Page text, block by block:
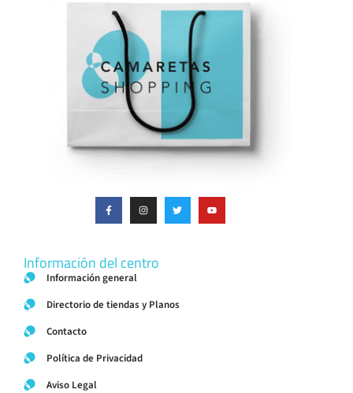
Información del centro
Información general
Directorio de tiendas y Planos
Contacto
Política de Privacidad
Aviso Legal